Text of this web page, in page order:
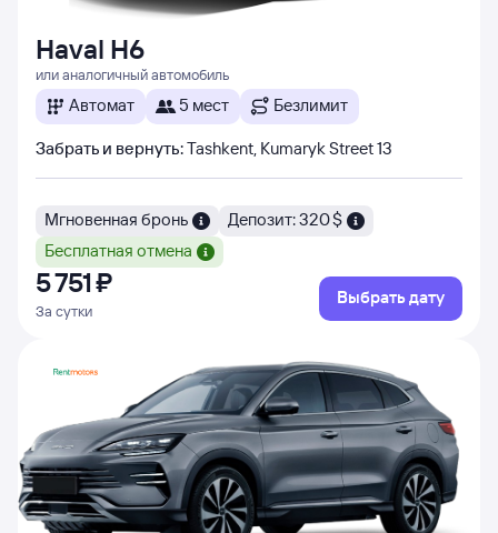
Haval H6
или аналогичный автомобиль
Автомат 5 мест Безлимит
Забрать и вернуть:Tashkent, Kumaryk Street 13
Мгновенная бронь
Депозит: 320 $
Бесплатная отмена
5 ⁠751 ⁠₽
За сутки
Выбрать дату